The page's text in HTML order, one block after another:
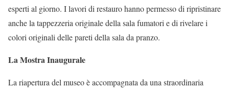
esperti al giorno. I lavori di restauro hanno permesso di ripristinare
anche la tappezzeria originale della sala fumatori e di rivelare i
colori originali delle pareti della sala da pranzo.
La Mostra Inaugurale
La riapertura del museo è accompagnata da una straordinaria